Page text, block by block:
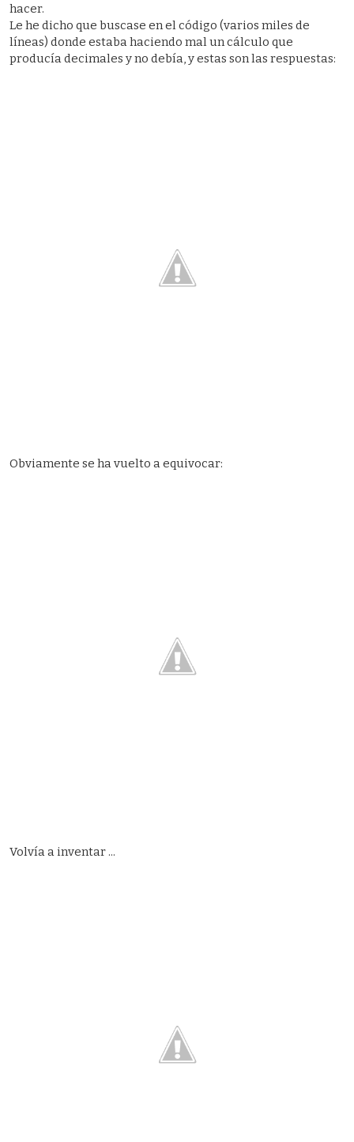
hacer.
Le he dicho que buscase en el código (varios miles de
líneas) donde estaba haciendo mal un cálculo que
producía decimales y no debía, y estas son las respuestas:
Obviamente se ha vuelto a equivocar:
Volvía a inventar ...